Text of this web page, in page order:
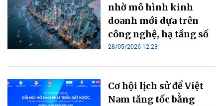
nhờ mô hình kinh
doanh mới dựa trên
công nghệ, hạ tầng số
28/05/2026 12:23
Cơ hội lịch sử để Việt
Nam tăng tốc bằng